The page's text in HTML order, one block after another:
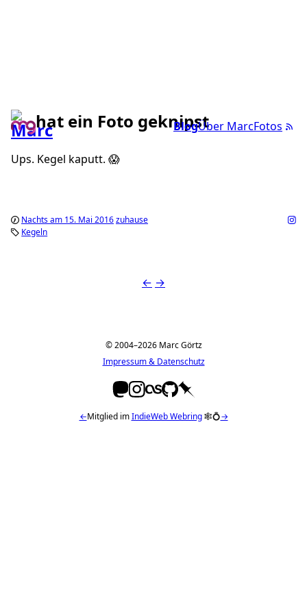
BlogÜber MarcFotos
hat ein Foto geknipst
Ups. Kegel kaputt. 😱
Nachts am 15. Mai 2016zuhause
Kegeln
← →
© 2004–2026 Marc Görtz
Impressum & Datenschutz
←Mitglied imIndieWeb Webring🕸💍→